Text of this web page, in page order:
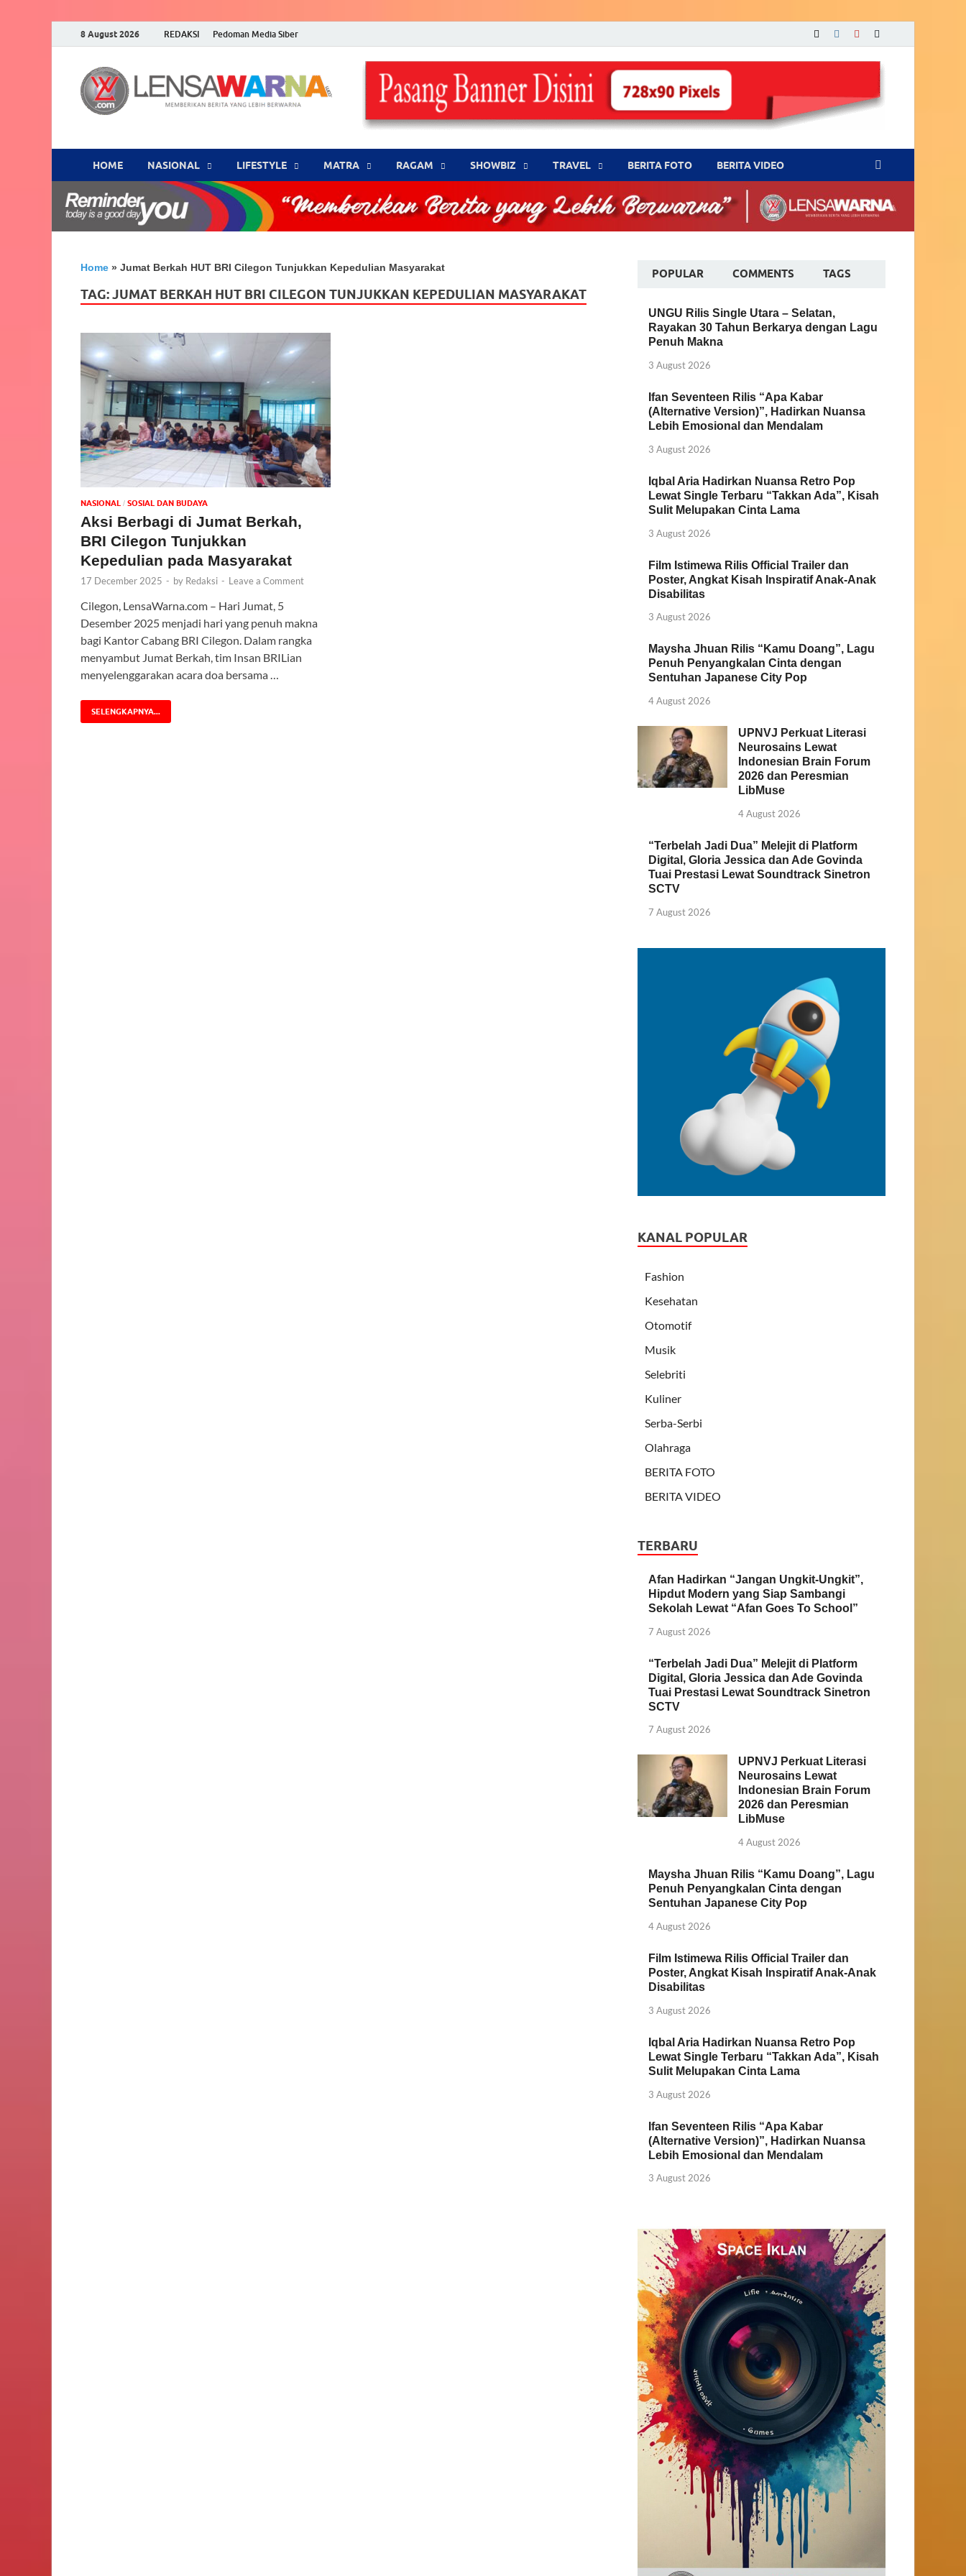
8 August 2026 REDAKSI Pedoman Media Siber
LENSA WARNA .com
Memberikan Berita yang Lebih Berwarna
HOME NASIONAL ‎LIFESTYLE MATRA ‎RAGAM ‎SHOWBIZ ‎TRAVEL BERITA FOTO BERITA VIDEO
Home » Jumat Berkah HUT BRI Cilegon Tunjukkan Kepedulian Masyarakat
TAG:JUMAT BERKAH HUT BRI CILEGON TUNJUKKAN KEPEDULIAN MASYARAKAT
NASIONAL / SOSIAL DAN BUDAYA
Aksi Berbagi di Jumat Berkah,
BRI Cilegon Tunjukkan
Kepedulian pada Masyarakat
17 December 2025 - by Redaksi - Leave a Comment
Cilegon, LensaWarna.com – Hari Jumat, 5
Desember 2025 menjadi hari yang penuh makna
bagi Kantor Cabang BRI Cilegon. Dalam rangka
menyambut Jumat Berkah, tim Insan BRILian
menyelenggarakan acara doa bersama …
SELENGKAPNYA...
POPULAR COMMENTS TAGS
UNGU Rilis Single Utara – Selatan,
Rayakan 30 Tahun Berkarya dengan Lagu
Penuh Makna
3 August 2026
Ifan Seventeen Rilis “Apa Kabar
(Alternative Version)”, Hadirkan Nuansa
Lebih Emosional dan Mendalam
3 August 2026
Iqbal Aria Hadirkan Nuansa Retro Pop
Lewat Single Terbaru “Takkan Ada”, Kisah
Sulit Melupakan Cinta Lama
3 August 2026
Film Istimewa Rilis Official Trailer dan
Poster, Angkat Kisah Inspiratif Anak-Anak
Disabilitas
3 August 2026
Maysha Jhuan Rilis “Kamu Doang”, Lagu
Penuh Penyangkalan Cinta dengan
Sentuhan Japanese City Pop
4 August 2026
UPNVJ Perkuat Literasi
Neurosains Lewat
Indonesian Brain Forum
2026 dan Peresmian
LibMuse
4 August 2026
“Terbelah Jadi Dua” Melejit di Platform
Digital, Gloria Jessica dan Ade Govinda
Tuai Prestasi Lewat Soundtrack Sinetron
SCTV
7 August 2026
KANAL POPULAR
Fashion
Kesehatan
Otomotif
Musik
Selebriti
Kuliner
Serba-Serbi
Olahraga
BERITA FOTO
BERITA VIDEO
TERBARU
Afan Hadirkan “Jangan Ungkit-Ungkit”,
Hipdut Modern yang Siap Sambangi
Sekolah Lewat “Afan Goes To School”
7 August 2026
“Terbelah Jadi Dua” Melejit di Platform
Digital, Gloria Jessica dan Ade Govinda
Tuai Prestasi Lewat Soundtrack Sinetron
SCTV
7 August 2026
UPNVJ Perkuat Literasi
Neurosains Lewat
Indonesian Brain Forum
2026 dan Peresmian
LibMuse
4 August 2026
Maysha Jhuan Rilis “Kamu Doang”, Lagu
Penuh Penyangkalan Cinta dengan
Sentuhan Japanese City Pop
4 August 2026
Film Istimewa Rilis Official Trailer dan
Poster, Angkat Kisah Inspiratif Anak-Anak
Disabilitas
3 August 2026
Iqbal Aria Hadirkan Nuansa Retro Pop
Lewat Single Terbaru “Takkan Ada”, Kisah
Sulit Melupakan Cinta Lama
3 August 2026
Ifan Seventeen Rilis “Apa Kabar
(Alternative Version)”, Hadirkan Nuansa
Lebih Emosional dan Mendalam
3 August 2026